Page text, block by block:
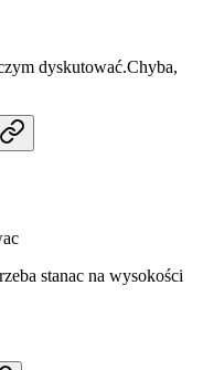
dyskutować.Chyba,
stanac na wysokości